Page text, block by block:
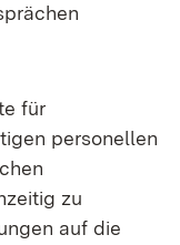
für
personellen
zu
auf die